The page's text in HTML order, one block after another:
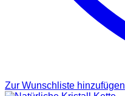
Zur Wunschliste hinzufügen